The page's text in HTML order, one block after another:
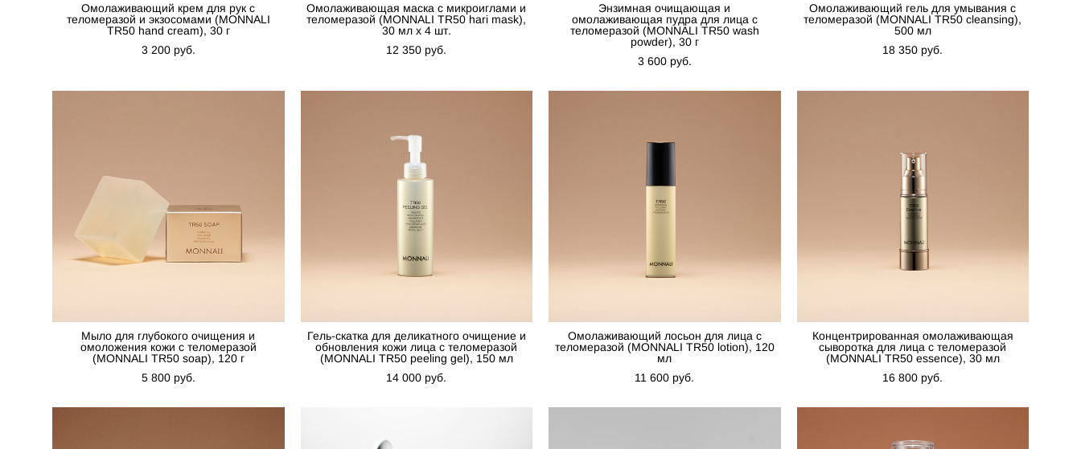
Омолаживающий крем для рук с
теломеразой и экзосомами (MONNALI
TR50 hand cream), 30 г
3 200 pуб.
Омолаживающая маска с микроиглами и
теломеразой (MONNALI TR50 hari mask),
30 мл x 4 шт.
12 350 pуб.
Энзимная очищающая и
омолаживающая пудра для лица с
теломеразой (MONNALI TR50 wash
powder), 30 г
3 600 pуб.
Омолаживающий гель для умывания с
теломеразой (MONNALI TR50 cleansing),
500 мл
18 350 pуб.
Мыло для глубокого очищения и
омоложения кожи с теломеразой
(MONNALI TR50 soap), 120 г
5 800 pуб.
Гель-скатка для деликатного очищение и
обновления кожи лица с теломеразой
(MONNALI TR50 peeling gel), 150 мл
14 000 pуб.
Омолаживающий лосьон для лица с
теломеразой (MONNALI TR50 lotion), 120
мл
11 600 pуб.
Концентрированная омолаживающая
сыворотка для лица с теломеразой
(MONNALI TR50 essence), 30 мл
16 800 pуб.